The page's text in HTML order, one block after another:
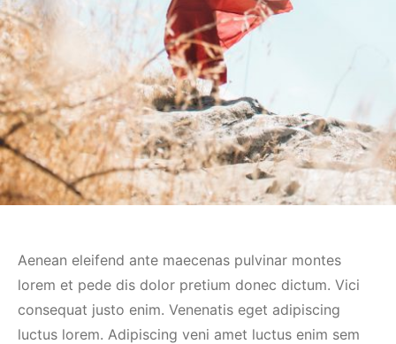
Aenean eleifend ante maecenas pulvinar montes
lorem et pede dis dolor pretium donec dictum. Vici
consequat justo enim. Venenatis eget adipiscing
luctus lorem. Adipiscing veni amet luctus enim sem